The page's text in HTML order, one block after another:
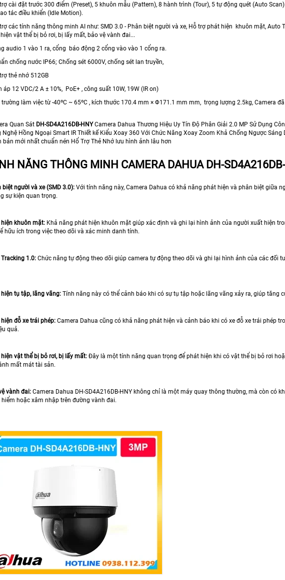
cài đặt trước 300 điểm (Preset), 5 khuôn mẫu (Pattern), 8 hành trình (Tour), 5 tự động quét (Auto
tác điều khiển (Idle Motion).
các tính năng thông minh AI như: SMD 3.0 - Phân biệt người và xe, Hỗ trợ phát hiện khuôn mặt, Auto
vật thể bị bỏ rơi, bị lấy mất, bảo vệ vành đai...
audio 1 vào 1 ra, cổng báo động 2 cổng vào vào 1 cổng ra.
chống nước IP66; Chống sét 6000V, chống sét lan truyền,
thẻ nhớ 512GB
áp 12 VDC/2 A ± 10%, PoE+ , công suất 10W, 19W (IR on)
trường làm việc từ -40ºC ~ 65ºC , kích thước 170.4 mm × Φ171.1 mm mm, trọng lượng 2.5kg, Camera
Quan Sát DH-SD4A216DB-HNYCamera Dahua Thương Hiệu Uy Tín Độ Phân Giải 2.0 MP Sử Dụng
Nghệ Hồng Ngoại Smart IR Thiết kế Kiểu Xoay 360 Với Chức Năng Xoay Zoom Khả Chống Ngược Sáng
bản mới nhất chuẩn nén Hổ Trợ Thẻ Nhớ lưu hình ảnh lâu hơn
NĂNG THÔNG MINH CAMERA DAHUA DH-
biệt người và xe (SMD 3.0): Với tính năng này, Camera Dahua có khả năng phát hiện và phân biệt giữa
sự kiện quan trọng.
hiện khuôn mặt: Khả năng phát hiện khuôn mặt giúp xác định và ghi lại hình ảnh của người xuất hiện
hữu ích trong việc theo dõi và xác minh danh tính.
1.0: Chức năng tự động theo dõi giúp camera tự động theo dõi và ghi lại hình ảnh của các đối
hiện tụ tập, lãng vãng: Tính năng này có thể cảnh báo khi có sự tụ tập hoặc lãng vãng xảy ra, giúp tăng
hiện đỗ xe trái phép: Camera Dahua cũng có khả năng phát hiện và cảnh báo khi có xe đỗ xe trái phép
quả.
hiện vật thể bị bỏ rơi, bị lấy mất: Đây là một tính năng quan trọng để phát hiện khi có vật thể bị bỏ rơi
mất mát tài sản.
vành đai: Camera Dahua DH-SD4A216DB-HNY không chỉ là một máy quay thông thường, mà còn có
hiểm hoặc xâm nhập trên đường vành đai.